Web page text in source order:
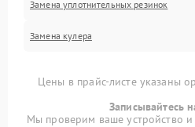
Замена уплотнительных резинок
Замена кулера
Цены в прайс-листе указаны
Записывайтесь
Мы проверим ваше устройство